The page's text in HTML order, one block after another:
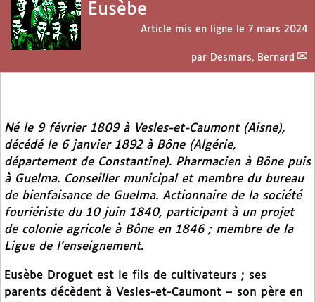
Eusèbe
Article mis en ligne le 7 mars 2024
par Desmars, Bernard
Né le 9 février 1809 à Vesles-et-Caumont (Aisne),
décédé le 6 janvier 1892 à Bône (Algérie,
département de Constantine). Pharmacien à Bône puis
à Guelma. Conseiller municipal et membre du bureau
de bienfaisance de Guelma. Actionnaire de la société
fouriériste du 10 juin 1840, participant à un projet
de colonie agricole à Bône en 1846 ; membre de la
Ligue de l’enseignement.
Eusèbe Droguet est le fils de cultivateurs ; ses
parents décèdent à Vesles-et-Caumont – son père en